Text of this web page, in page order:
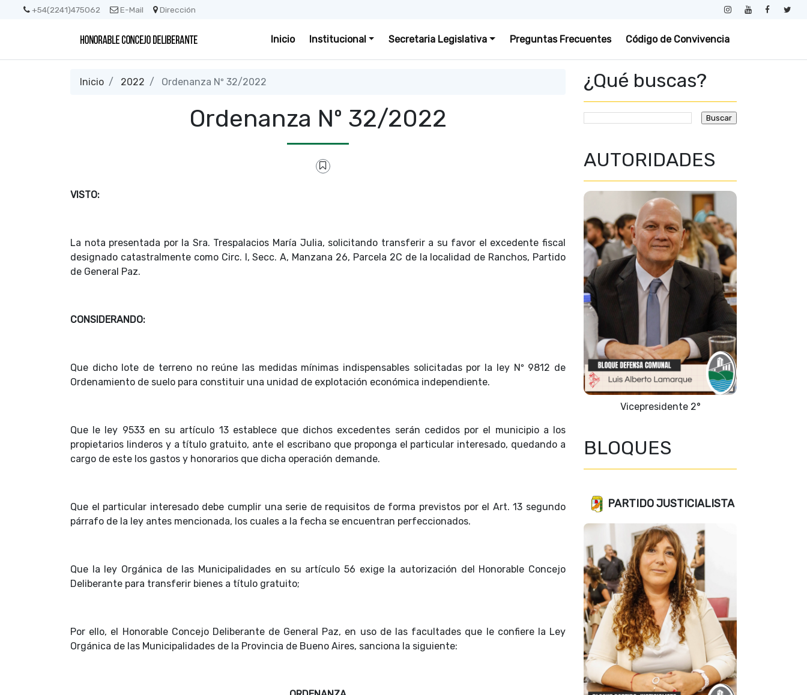
+54(2241)475062 E-Mail Dirección
Inicio Institucional Secretaria Legislativa Preguntas Frecuentes Código de Convivencia
Inicio 2022 Ordenanza Nº 32/2022
Ordenanza Nº 32/2022
VISTO:
La nota presentada por la Sra. Trespalacios María Julia, solicitando transferir a su favor el excedente fiscal
designado catastralmente como Circ. I, Secc. A, Manzana 26, Parcela 2C de la localidad de Ranchos, Partido
de General Paz.
CONSIDERANDO:
Que dicho lote de terreno no reúne las medidas mínimas indispensables solicitadas por la ley Nº 9812 de
Ordenamiento de suelo para constituir una unidad de explotación económica independiente.
Que le ley 9533 en su artículo 13 establece que dichos excedentes serán cedidos por el municipio a los
propietarios linderos y a título gratuito, ante el escribano que proponga el particular interesado, quedando a
cargo de este los gastos y honorarios que dicha operación demande.
Que el particular interesado debe cumplir una serie de requisitos de forma previstos por el Art. 13 segundo
párrafo de la ley antes mencionada, los cuales a la fecha se encuentran perfeccionados.
Que la ley Orgánica de las Municipalidades en su artículo 56 exige la autorización del Honorable Concejo
Deliberante para transferir bienes a título gratuito;
Por ello, el Honorable Concejo Deliberante de General Paz, en uso de las facultades que le confiere la Ley
Orgánica de las Municipalidades de la Provincia de Bueno Aires, sanciona la siguiente:
¿Qué buscas?
AUTORIDADES
Vicepresidente 2°
BLOQUES
PARTIDO JUSTICIALISTA